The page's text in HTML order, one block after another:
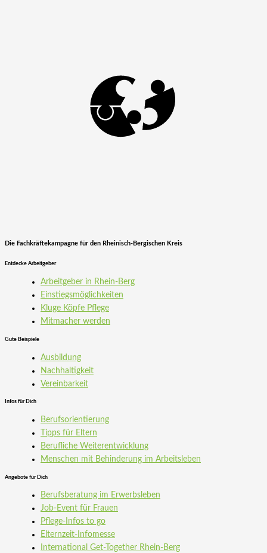
Die Fachkräftekampagne für den Rheinisch-Bergischen Kreis
Entdecke Arbeitgeber
Arbeitgeber in Rhein-Berg
Einstiegs­möglichkeiten
Kluge Köpfe Pflege
Mitmacher werden
Gute Beispiele
Ausbildung
Nachhaltigkeit
Vereinbarkeit
Infos für Dich
Berufsorientierung
Tipps für Eltern
Berufliche Weiterentwicklung
Menschen mit Behinderung im Arbeitsleben
Angebote für Dich
Berufsberatung im Erwerbsleben
Job-Event für Frauen
Pflege-Infos to go
Elternzeit-Infomesse
International Get-Together Rhein-Berg